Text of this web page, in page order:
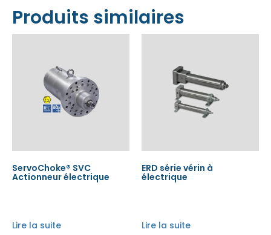
Produits similaires
ServoChoke® SVC
Actionneur électrique
Lire la suite
ERD série vérin à
électrique
Lire la suite